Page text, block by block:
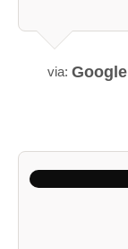
via: Google